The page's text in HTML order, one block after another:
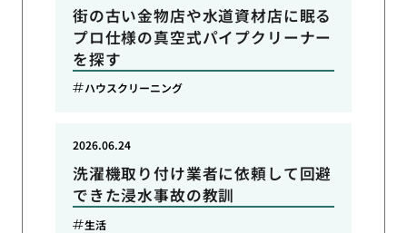
街の古い金物店や水道資材店に眠る
プロ仕様の真空式パイプクリーナー
を探す
ハウスクリーニング
洗濯機取り付け業者に依頼して回避
できた浸水事故の教訓
2026.06.24
生活